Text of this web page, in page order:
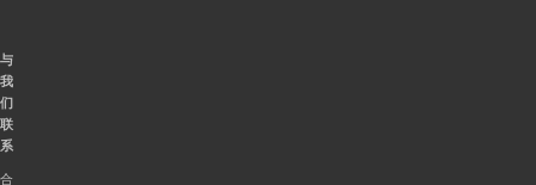
与
我
们
联
系
合